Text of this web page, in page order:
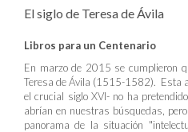
El siglo de Teresa de Ávila
Libros para un Centenario
En marzo de 2015 se cumplieron
Teresa de Ávila (1515-1582). Esta
el crucial siglo XVI- no ha
abrían en nuestras búsquedas,
panorama de la situación